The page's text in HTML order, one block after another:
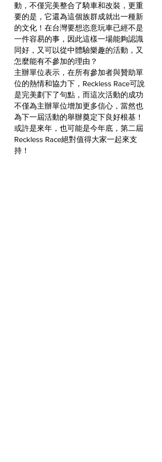
動，不僅完美整合了騎車和改裝，更重
要的是，它還為這個族群成就出一種新
的文化！在台灣要想恣意玩車已經不是
一件容易的事，因此這樣一場能夠認識
同好，又可以從中體驗樂趣的活動，又
怎麼能有不參加的理由？
主辦單位表示，在所有參加者與贊助單
位的熱情和協力下，Reckless Race可說
是完美劃下了句點，而這次活動的成功
不僅為主辦單位增加更多信心，當然也
為下一屆活動的舉辦奠定下良好根基！
或許是來年，也可能是今年底，第二屆
Reckless Race絕對值得大家一起來支
持！